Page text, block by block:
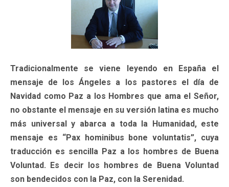
Tradicionalmente se viene leyendo en España el
mensaje de los Ángeles a los pastores el día de
Navidad como Paz a los Hombres que ama el Señor,
no obstante el mensaje en su versión latina es mucho
más universal y abarca a toda la Humanidad, este
mensaje es “Pax hominibus bone voluntatis”, cuya
traducción es sencilla Paz a los hombres de Buena
Voluntad. Es decir los hombres de Buena Voluntad
son bendecidos con la Paz, con la Serenidad.